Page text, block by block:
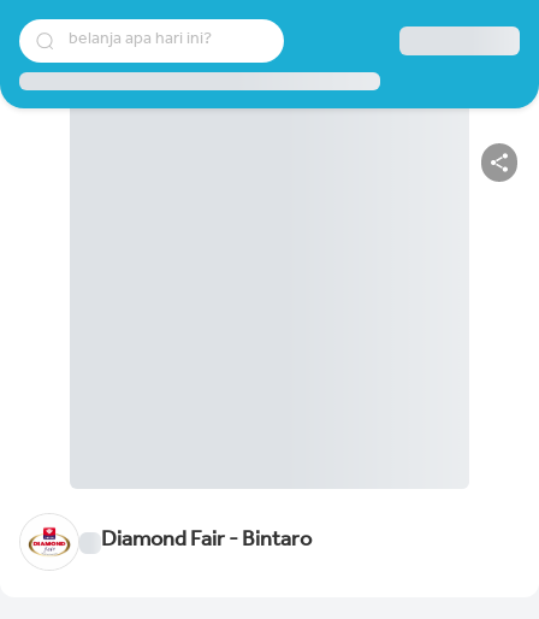
belanja apa hari ini?
Diamond Fair - Bintaro